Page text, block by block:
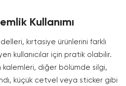
Kullanımı
kırtasiye ürünlerini farklı
kullanıcılar için pratik olabilir.
kalemleri, diğer bölümde silgi,
küçük cetvel veya sticker gibi